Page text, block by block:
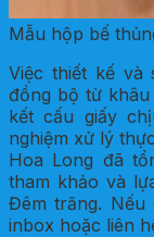
Mẫu hộp bế
Việc thiết kế và
đồng bộ từ
kết cấu giấy
nghiệm xử lý
Hoa Long đã
tham khảo và
Đêm trăng.
inbox hoặc liên